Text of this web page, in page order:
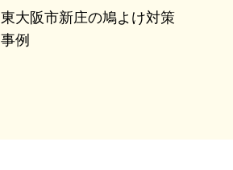
東大阪市新庄の鳩よけ対策
事例